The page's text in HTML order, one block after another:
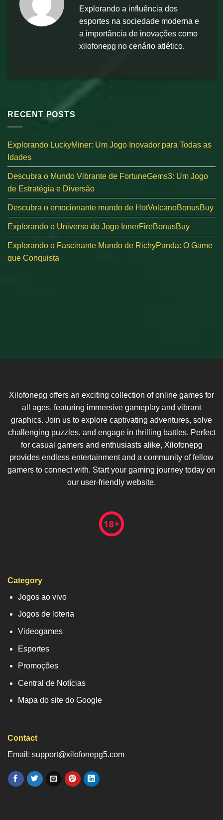
Explorando a influência dos
esportes na sociedade moderna e
a importância de inovações como
xilofonepg no cenário atlético.
RECENT POSTS
Explorando LuckyMiner: Um Jogo Inovador para Todas as
Idades
Descubra o Mundo Vibrante de FortuneGems3: Um Jogo
de Estratégia e Diversão
Descubra o emocionante mundo de HotVolcanoBonusBuy
Explorando o Universo do Jogo InnerFireBonusBuy
Explorando o Fascinante Mundo de RichyPanda: O Game
que Conquista
Xilofonepg offers an exciting collection of online games for
all ages, featuring immersive gameplay and vibrant
graphics. Join us to explore captivating adventures, solve
challenging puzzles, and engage in thrilling battles. Perfect
for casual gamers and enthusiasts alike, Xilofonepg
provides endless entertainment and a community of fellow
gamers to connect with. Start your gaming journey today on
our user-friendly website.
Category
Jogos ao vivo
Jogos de loteria
Videogames
Esportes
Promoções
Central de Notícias
Mapa do site do Google
Contact
Email: support@xilofonepg5.com